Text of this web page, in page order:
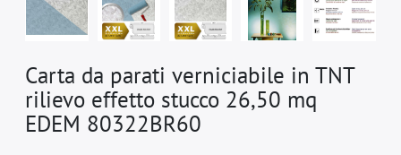
Carta da parati verniciabile in TNT
rilievo effetto stucco 26,50 mq
EDEM 80322BR60